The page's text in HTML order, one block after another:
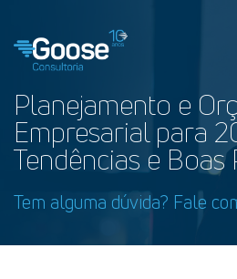
Planejamento e
Empresarial para
Tendências e Boas
Tem alguma dúvida? Fale